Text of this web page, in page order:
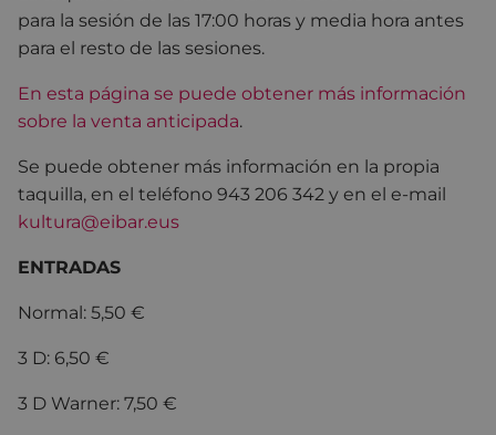
para la sesión de las 17:00 horas y media hora antes
para el resto de las sesiones.
En esta página se puede obtener más información
sobre la venta anticipada.
Se puede obtener más información en la propia
taquilla, en el teléfono 943 206 342 y en el e-mail
kultura@eibar.eus
ENTRADAS
Normal: 5,50 €
3 D: 6,50 €
3 D Warner: 7,50 €